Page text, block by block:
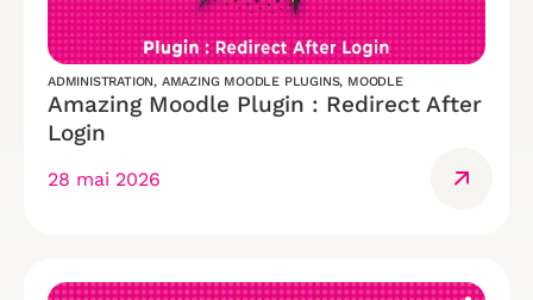
ADMINISTRATION, AMAZING MOODLE PLUGINS, MOODLE
Amazing Moodle Plugin : Redirect After
Login
28 mai 2026